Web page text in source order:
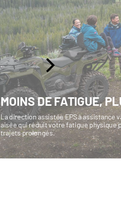
MOINS DE FATIGUE,
La direction assistée EPS à assistance
aisée qui réduit votre fatigue physique
trajets prolongés.